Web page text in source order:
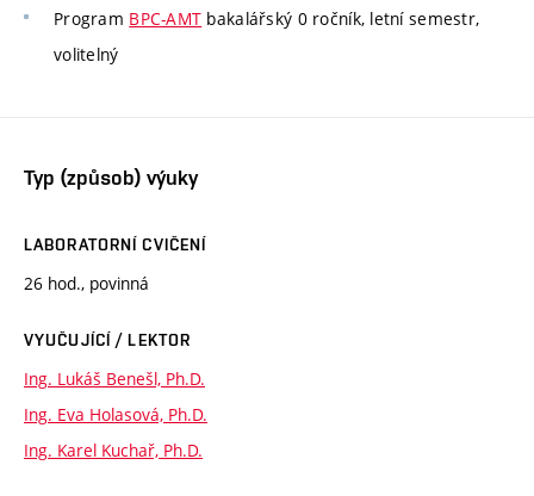
Program BPC-AMT bakalářský 0 ročník, letní semestr,
volitelný
Typ (způsob) výuky
LABORATORNÍ CVIČENÍ
26 hod., povinná
VYUČUJÍCÍ / LEKTOR
Ing. Lukáš Benešl, Ph.D.
Ing. Eva Holasová, Ph.D.
Ing. Karel Kuchař, Ph.D.